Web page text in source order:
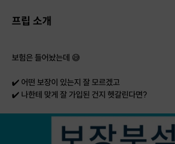
프립 소개
보험은 들어놨는데 😅
✔️ 어떤 보장이 있는지 잘 모르겠고
✔️ 나한테 맞게 잘 가입된 건지 헷갈린다면?